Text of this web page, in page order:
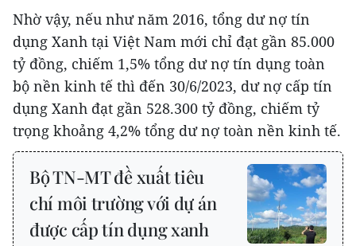
Nhờ vậy, nếu như năm 2016, tổng dư nợ tín
dụng Xanh tại Việt Nam mới chỉ đạt gần 85.000
tỷ đồng, chiếm 1,5% tổng dư nợ tín dụng toàn
bộ nền kinh tế thì đến 30/6/2023, dư nợ cấp tín
dụng Xanh đạt gần 528.300 tỷ đồng, chiếm tỷ
trọng khoảng 4,2% tổng dư nợ toàn nền kinh tế.
Bộ TN-MT đề xuất tiêu
chí môi trường với dự án
được cấp tín dụng xanh